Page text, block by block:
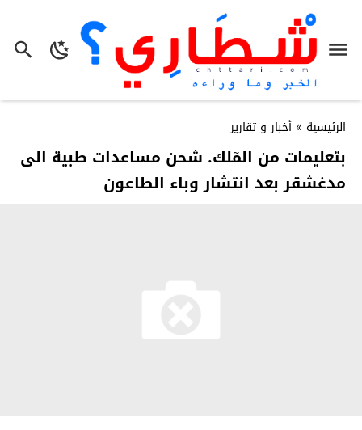
الرئيسية » أخبار و تقارير
بتعليمات من المٓلك. شحن مساعدات طبية الى
مدغشقر بعد انتشار وباء الطاعون